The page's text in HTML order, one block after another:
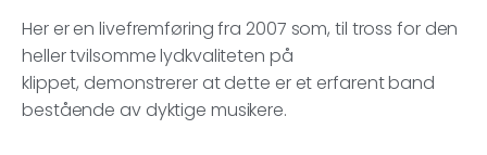
Her er en livefremføring fra 2007 som, til tross for den
heller tvilsomme lydkvaliteten på
klippet, demonstrerer at dette er et erfarent band
bestående av dyktige musikere.